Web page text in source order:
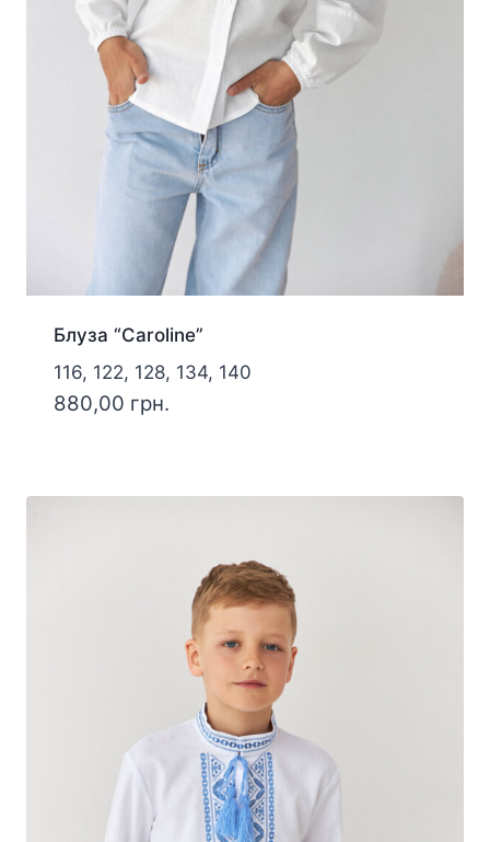
Блуза “Caroline”
116, 122, 128, 134, 140
880,00 грн.